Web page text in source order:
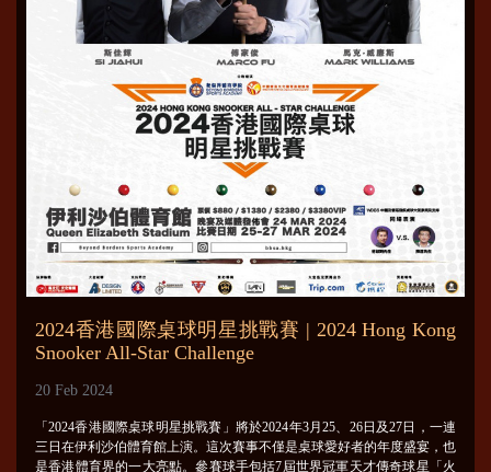
2024香港國際桌球明星挑戰賽 | 2024 Hong Kong
Snooker All-Star Challenge
20 Feb 2024
「2024香港國際桌球明星挑戰賽」將於2024年3月25、26日及27日，一連
三日在伊利沙伯體育館上演。這次賽事不僅是桌球愛好者的年度盛宴，也
是香港體育界的一大亮點。參賽球手包括7屆世界冠軍天才傳奇球星「火